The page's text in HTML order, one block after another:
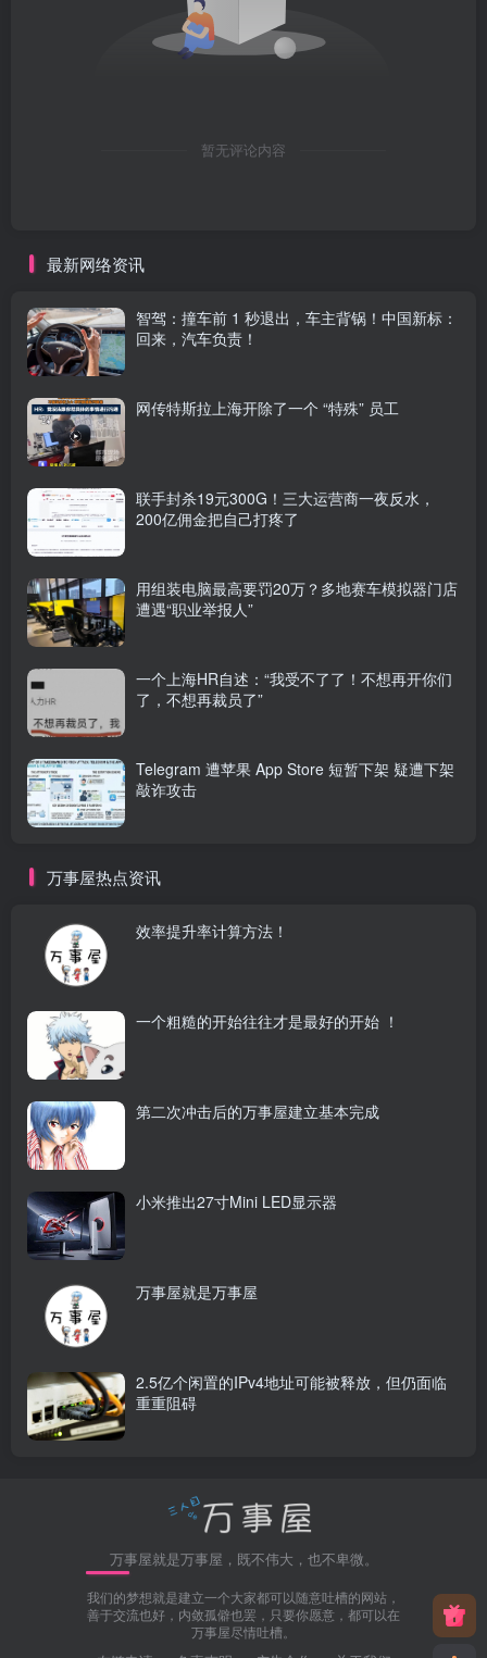
暂无评论内容
最新网络资讯
智驾：撞车前 1 秒退出，车主背锅！中国新标：
回来，汽车负责！
网传特斯拉上海开除了一个 “特殊” 员工
联手封杀19元300G！三大运营商一夜反水，
200亿佣金把自己打疼了
用组装电脑最高要罚20万？多地赛车模拟器门店
遭遇“职业举报人”
一个上海HR自述：“我受不了了！不想再开你们
了，不想再裁员了”
Telegram 遭苹果 App Store 短暂下架 疑遭下架
敲诈攻击
万事屋热点资讯
效率提升率计算方法！
一个粗糙的开始往往才是最好的开始 ！
第二次冲击后的万事屋建立基本完成
小米推出27寸Mini LED显示器
万事屋就是万事屋
2.5亿个闲置的IPv4地址可能被释放，但仍面临
重重阻碍
万事屋就是万事屋，既不伟大，也不卑微。
我们的梦想就是建立一个大家都可以随意吐槽的网站，
善于交流也好，内敛孤僻也罢，只要你愿意，都可以在
万事屋尽情吐槽。